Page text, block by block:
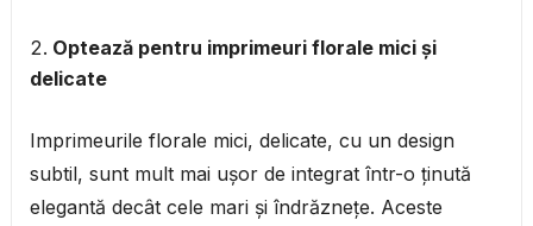
Optează pentru imprimeuri florale mici și
delicate
Imprimeurile florale mici, delicate, cu un design
subtil, sunt mult mai ușor de integrat într-o ținută
elegantă decât cele mari și îndrăznețe. Aceste